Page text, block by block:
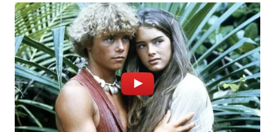
WN DELI
SERDANG
WN
TEBING
TINGGI
WN
PAKPAK